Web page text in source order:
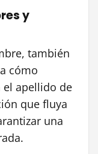
y
también
cómo
el apellido de
que fluya
una